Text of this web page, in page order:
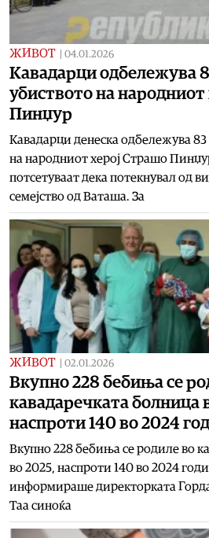
ЖИВОТ 04.01.2026
Кавадарци одбележува
убиството на
Пинџур
Кавадарци денеска одбележува
на народниот херој Страшо
потсетуваат дека потекнувал од
семејство од Ваташа. За
ЖИВОТ 02.01.2026
Вкупно 228 бебиња се
кавадаречката болница
наспроти 140 во 2024
Вкупно 228 бебиња се родиле во
во 2025, наспроти 140 во 2024
информираше директорката
Таа синоќа